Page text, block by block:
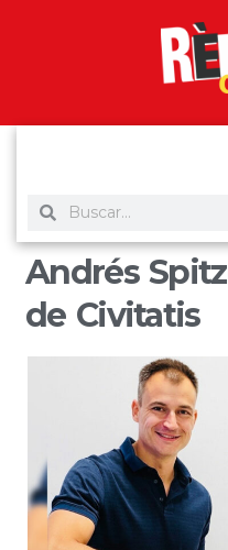
Andrés
de Civitatis